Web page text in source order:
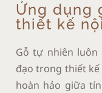
Ứng dụng
thiết kế
Gỗ tự nhiên
đạo trong thiết
hoàn hảo giữa